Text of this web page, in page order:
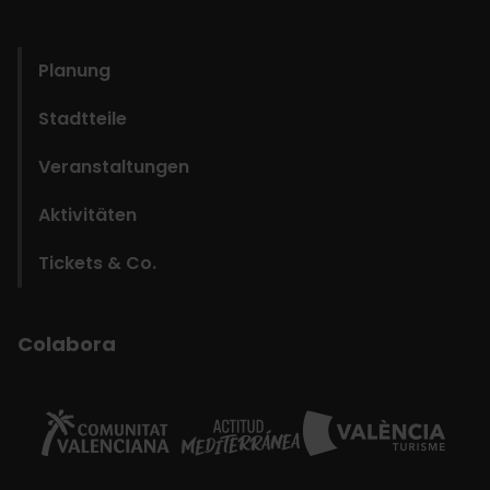
Planung
Stadtteile
Veranstaltungen
Aktivitäten
Tickets & Co.
Colabora